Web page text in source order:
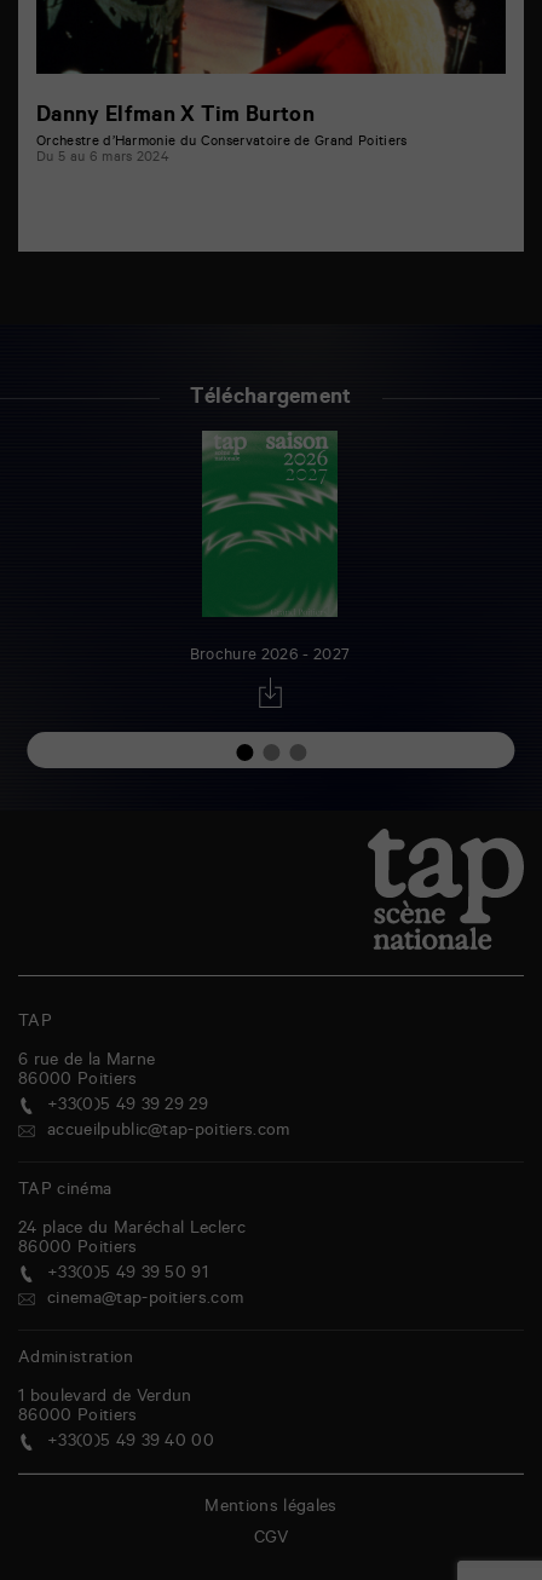
Danny Elfman X Tim Burton
Orchestre d’Harmonie du Conservatoire de Grand Poitiers
Du 5 au 6 mars 2024
Téléchargement
Brochure 2026 - 2027
TAP
6 rue de la Marne
86000 Poitiers
+33(0)5 49 39 29 29
accueilpublic@tap-poitiers.com
TAP cinéma
24 place du Maréchal Leclerc
86000 Poitiers
+33(0)5 49 39 50 91
cinema@tap-poitiers.com
Administration
1 boulevard de Verdun
86000 Poitiers
+33(0)5 49 39 40 00
Mentions légales
CGV